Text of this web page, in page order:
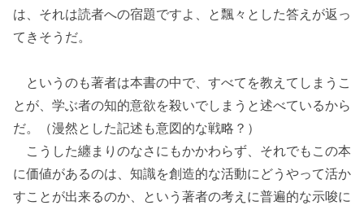
は、それは読者への宿題ですよ、と飄々とした答えが返っ
てきそうだ。
というのも著者は本書の中で、すべてを教えてしまうこ
とが、学ぶ者の知的意欲を殺いでしまうと述べているから
だ。（漫然とした記述も意図的な戦略？）
こうした纏まりのなさにもかかわらず、それでもこの本
に価値があるのは、知識を創造的な活動にどうやって活か
すことが出来るのか、という著者の考えに普遍的な示唆に